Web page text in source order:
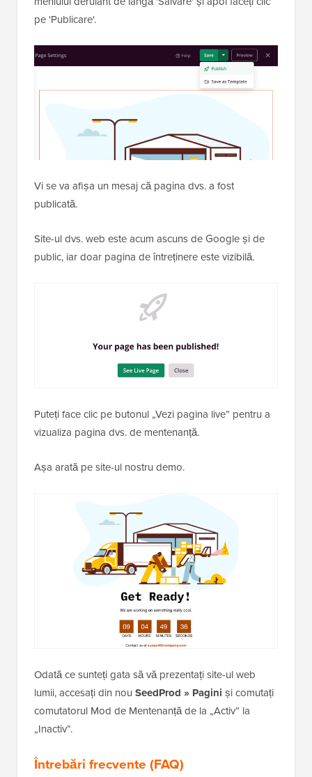
din stânga. De exemplu, ați putea dori să adăugați un
cronometru care numără invers până la lansarea site-
ului dvs. web.
Odată ce sunteți mulțumit de designul paginii, trebuie
meniului derulant de lângă 'Salvare' și apoi faceți clic
pe 'Publicare'.
Vi se va afișa un mesaj că pagina dvs. a fost
Site-ul dvs. web este acum ascuns de Google și de
public, iar doar pagina de întreținere este vizibilă.
Puteți face clic pe butonul „Vezi pagina live” pentru a
vizualiza pagina dvs. de mentenanță.
Așa arată pe site-ul nostru demo.